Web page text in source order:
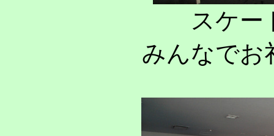
スケー
みんなでお